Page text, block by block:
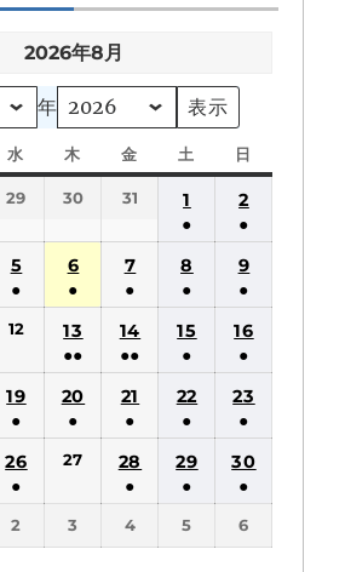
2026年8月
年
水
曜
日
木
曜
日
金
曜
土
曜
日
曜
29 30 31
1
●
(1
件
の
イ
ベ
ン
ト)
2
●
(1
件
の
イ
ベ
ン
ト)
5
●
(1
の
イ
ベ
ン
ト)
6
●
(1
件
の
イ
ベ
ン
7
●
(1
件
の
イ
ベ
ン
ト)
8
●
(1
件
の
イ
ベ
ン
ト)
9
●
(1
件
の
イ
ベ
ン
ト)
12
13
●●
(2
件
の
イ
ン
ト)
14
●●
(2
件
の
イ
ベ
ン
ト)
15
●
(1
件
の
イ
ベ
ン
ト)
16
●
(1
件
の
イ
ベ
ン
ト)
19
●
(1
件
イ
20
●
(1
イ
21
●
(1
件
イ
22
●
(1
件
イ
23
●
(1
件
イ
26
●
27
28
●
29
●
30
●
2 3 4 5 6